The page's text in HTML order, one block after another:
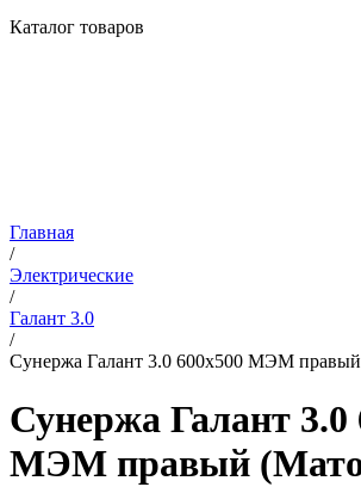
Каталог товаров
Главная
/
Электрические
/
Галант 3.0
/
Сунержа Галант 3.0 600х500 МЭМ
Сунержа Галант 3.0
МЭМ правый